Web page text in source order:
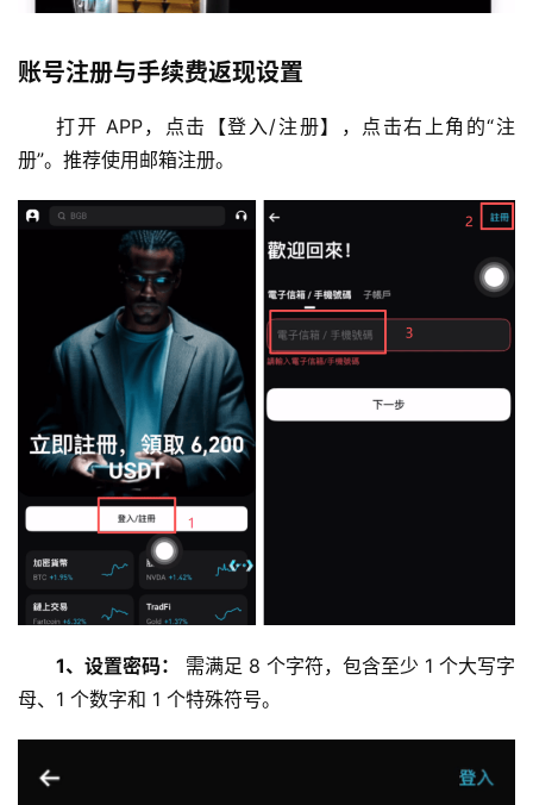
账号注册与手续费返现设置
打开 APP，点击【登入/注册】，点击右上角的“注
册”。推荐使用邮箱注册。
1、设置密码：
需满足 8 个字符，包含至少 1 个大写字
母、1 个数字和 1 个特殊符号。